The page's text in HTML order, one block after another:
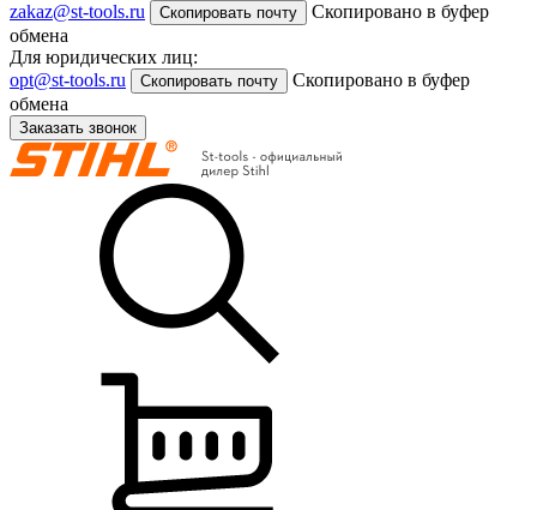
zakaz@st-tools.ru
Скопировать почту
Скопировано в буфер
обмена
Для юридических лиц:
opt@st-tools.ru
Скопировать почту
Скопировано в буфер
обмена
Заказать звонок